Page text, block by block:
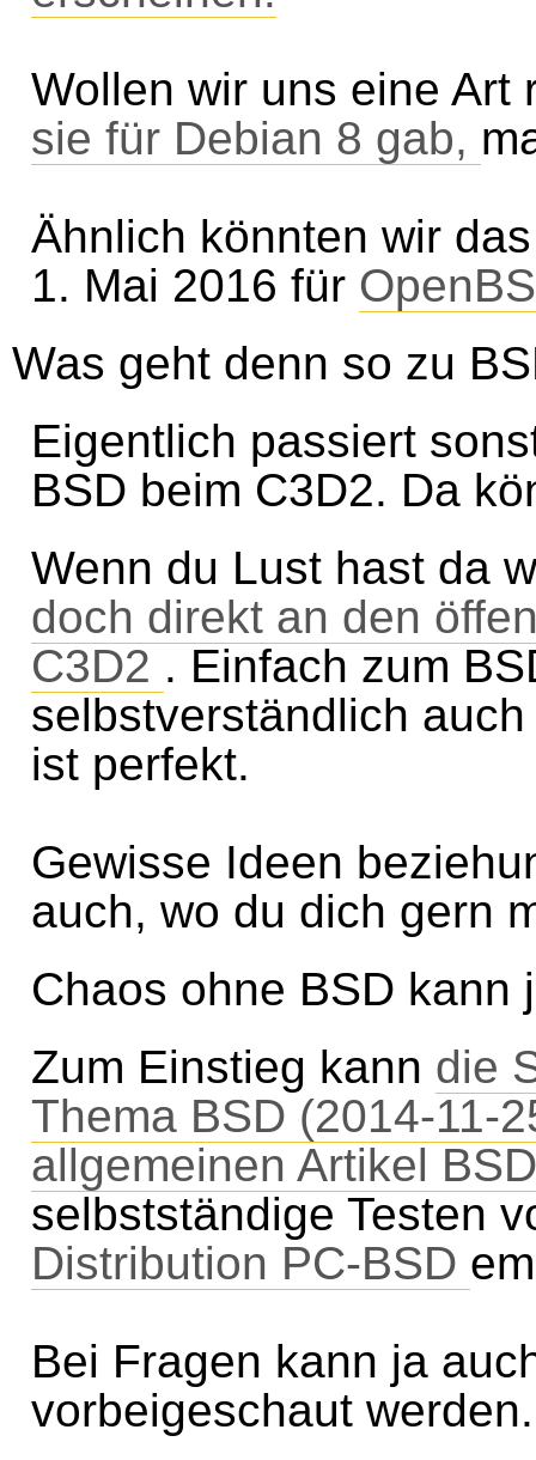
Wollen wir uns eine
sie für Debian 8 gab,
Ähnlich könnten wir
1. Mai 2016 für
Was geht denn so zu
Eigentlich passiert
BSD beim C3D2. Da
Wenn du Lust hast da
doch direkt an den
C3D2 . Einfach zum
selbstverständlich
ist perfekt.
Gewisse Ideen
auch, wo du dich gern
Chaos ohne BSD kann
Zum Einstieg kann die
Thema BSD (2014-11-
allgemeinen Artikel
selbstständige Testen
Distribution PC-BSD
Bei Fragen kann ja
vorbeigeschaut werden.